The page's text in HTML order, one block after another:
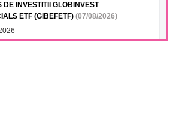
DE INVESTITII GLOBINVEST
ETF (GIBEFETF) (07/08/2026)